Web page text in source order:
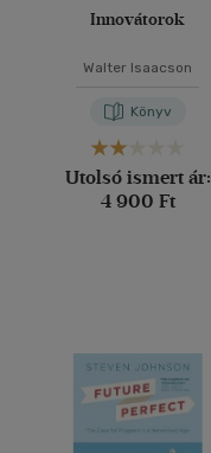
Innovátorok
Walter Isaacson
Könyv
Utolsó ismert ár:
4 900 Ft